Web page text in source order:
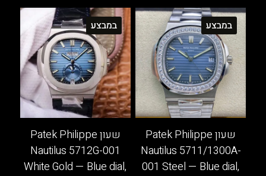
סוגים.
ניתן
לבחור
את
האפשרויות
בעמוד
המוצר
זה
יש
מספר
סוגים.
ניתן
לבחור
את
האפשרויות
בעמוד
המוצר
במבצע
שעון Patek Philippe
Nautilus 5711/1300A-
001 Steel — Blue dial,
במבצע
שעון Patek Philippe
Nautilus 5712G-001
White Gold — Blue dial,